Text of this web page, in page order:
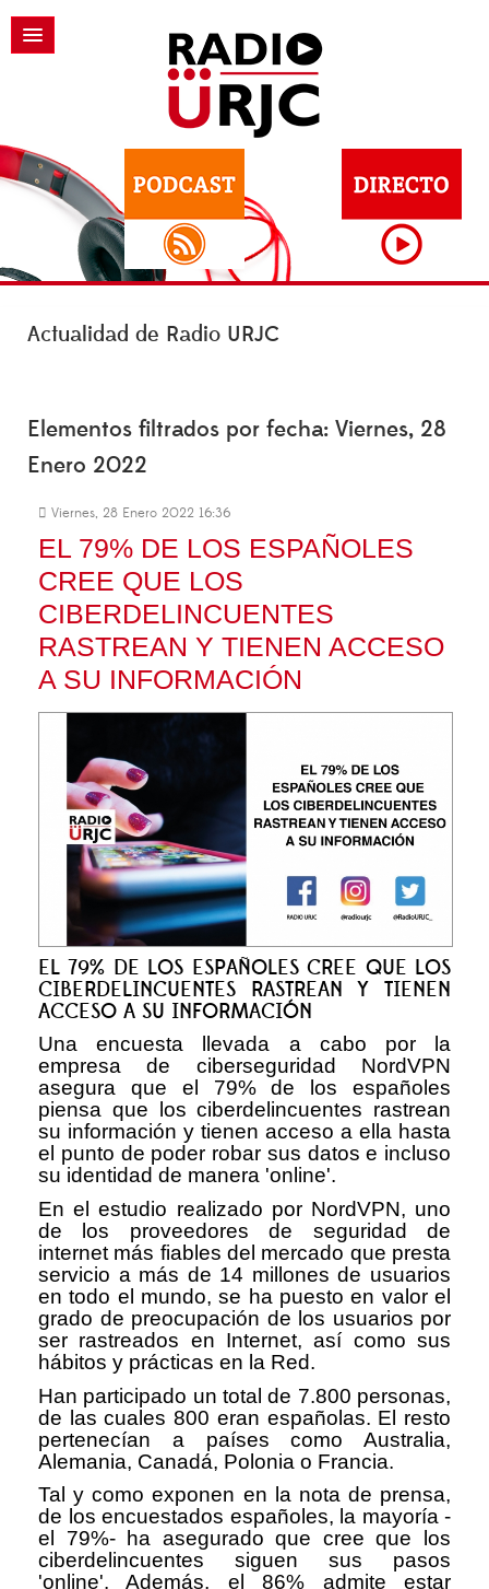
Actualidad de Radio URJC
Elementos filtrados por fecha: Viernes, 28
Enero 2022
Viernes, 28 Enero 2022 16:36
EL 79% DE LOS ESPAÑOLES
CREE QUE LOS
CIBERDELINCUENTES
RASTREAN Y TIENEN ACCESO
A SU INFORMACIÓN
EL 79% DE LOS ESPAÑOLES CREE QUE LOS
CIBERDELINCUENTES RASTREAN Y TIENEN
ACCESO A SU INFORMACIÓN
Una encuesta llevada a cabo por la
empresa de ciberseguridad NordVPN
asegura que el 79% de los españoles
piensa que los ciberdelincuentes rastrean
su información y tienen acceso a ella hasta
el punto de poder robar sus datos e incluso
su identidad de manera 'online'.
En el estudio realizado por NordVPN, uno
de los proveedores de seguridad de
internet más fiables del mercado que presta
servicio a más de 14 millones de usuarios
en todo el mundo, se ha puesto en valor el
grado de preocupación de los usuarios por
ser rastreados en Internet, así como sus
hábitos y prácticas en la Red.
Han participado un total de 7.800 personas,
de las cuales 800 eran españolas. El resto
pertenecían a países como Australia,
Alemania, Canadá, Polonia o Francia.
Tal y como exponen en la nota de prensa,
de los encuestados españoles, la mayoría -
el 79%- ha asegurado que cree que los
ciberdelincuentes siguen sus pasos
'online'. Además, el 86% admite estar